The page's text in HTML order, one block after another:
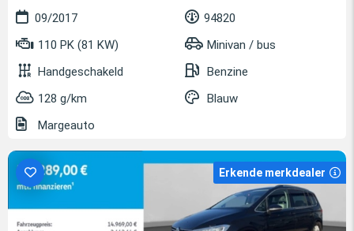
09/2017
94820
110 PK (81 KW)
Minivan / bus
Handgeschakeld
Benzine
128 g/km
Blauw
Margeauto
Erkende merkdealer